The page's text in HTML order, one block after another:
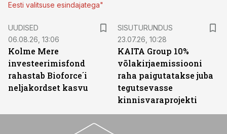
Eesti valitsuse esindajatega"
UUDISED
06.08.26, 13:06
Kolme Mere
investeerimisfond
rahastab Bioforce´i
neljakordset kasvu
SISUTURUNDUS
23.07.26, 10:28
KAITA Group 10%
võlakirjaemissiooni
raha paigutatakse juba
tegutsevasse
kinnisvaraprojekti